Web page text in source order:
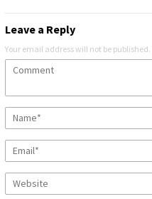
Leave a Reply
Your email address will not be published.